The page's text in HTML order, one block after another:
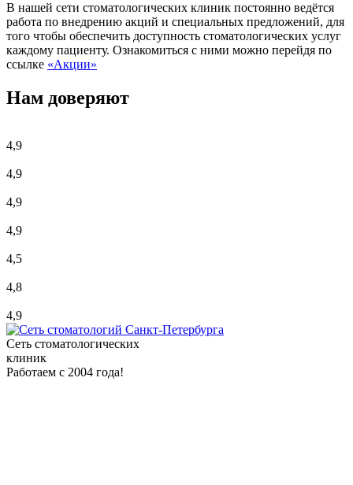
В нашей сети стоматологических клиник постоянно ведётся
работа по внедрению акций и специальных предложений, для
того чтобы обеспечить доступность стоматологических услуг
каждому пациенту. Ознакомиться с ними можно перейдя по
ссылке «Акции»
Нам доверяют
4,9
4,9
4,9
4,9
4,5
4,8
4,9
Сеть стоматологических
клиник
Работаем с 2004 года!